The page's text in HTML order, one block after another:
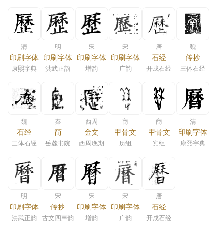
清
印刷字体
康熙字典
明
印刷字体
洪武正韵
宋
印刷字体
增韵
宋
印刷字体
广韵
唐
石经
开成石经
魏
传抄
三体石经
魏
石经
三体石经
秦
简
岳麓书院
西周
金文
西周晚期
商
甲骨文
历组
商
甲骨文
宾组
清
印刷字体
康熙字典
明
印刷字体
洪武正韵
宋
传抄
古文四声韵
宋
印刷字体
增韵
宋
印刷字体
广韵
唐
石经
开成石经